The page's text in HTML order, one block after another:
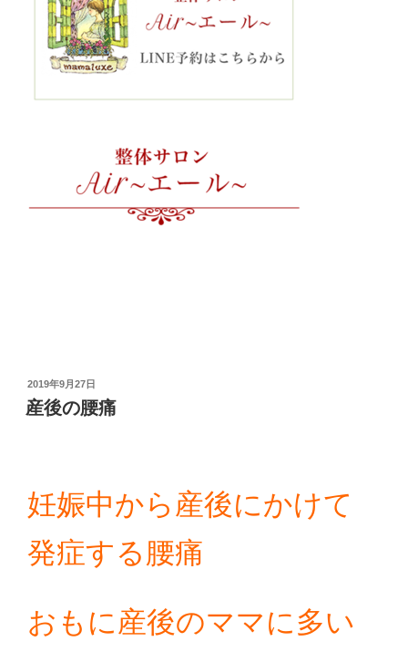
投
稿
日:
2019年9月27日
産後の腰痛
妊娠中から産後にかけて
発症する腰痛
おもに産後のママに多い